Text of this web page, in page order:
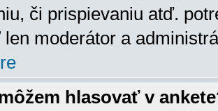
či prispievaniu atď.
moderátor a
hlasovať v